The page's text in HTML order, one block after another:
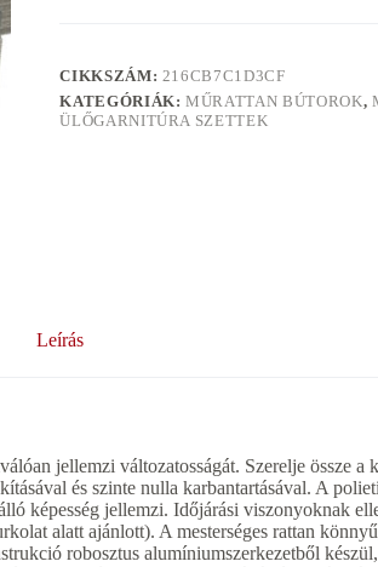
CIKKSZÁM: 216CB7C1D3CF
KATEGÓRIÁK:MŰRATTAN BÚTOROK,
ÜLŐGARNITÚRA SZETTEK
Leírás
jellemzi változatosságát. Szerelje össze a
és szinte nulla karbantartásával. A
képesség jellemzi. Időjárási viszonyoknak
alatt ajánlott). A mesterséges rattan
robosztus alumíniumszerkezetből